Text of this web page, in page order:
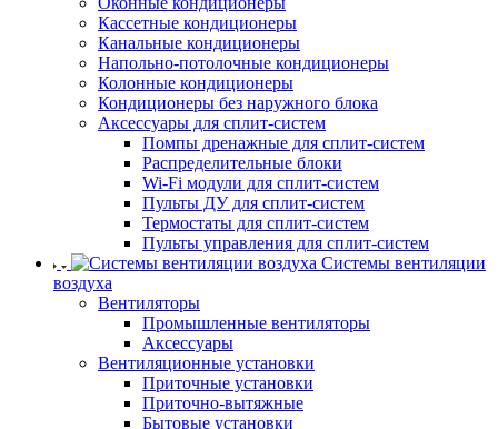
Кассетные кондиционеры
Канальные кондиционеры
Напольно-потолочные кондиционеры
Колонные кондиционеры
Кондиционеры без наружного блока
Аксессуары для сплит-систем
Помпы дренажные для сплит-систем
Распределительные блоки
Wi-Fi модули для сплит-систем
Пульты ДУ для сплит-систем
Термостаты для сплит-систем
Пульты управления для сплит-систем
Системы вентиляции
воздуха
Вентиляторы
Промышленные вентиляторы
Аксессуары
Вентиляционные установки
Приточные установки
Приточно-вытяжные
Бытовые установки